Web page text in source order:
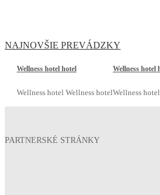
NAJNOVŠIE PREVÁDZKY
Wellness hotel hotel
Wellness hotel Wellness hotel
Wellness hotel
Wellness
PARTNERSKÉ STRÁNKY